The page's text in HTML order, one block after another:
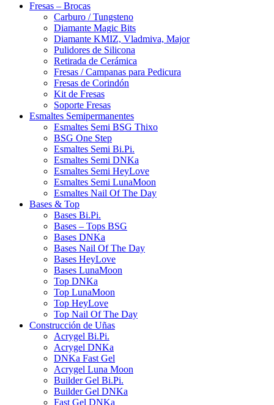
Fresas – Brocas
Carburo / Tungsteno
Diamante Magic Bits
Diamante KMIZ, Vladmiva, Major
Pulidores de Silicona
Retirada de Cerámica
Fresas / Campanas para Pedicura
Fresas de Corindón
Kit de Fresas
Soporte Fresas
Esmaltes Semipermanentes
Esmaltes Semi BSG Thixo
BSG One Step
Esmaltes Semi Bi.Pi.
Esmaltes Semi DNKa
Esmaltes Semi HeyLove
Esmaltes Semi LunaMoon
Esmaltes Nail Of The Day
Bases & Top
Bases Bi.Pi.
Bases – Tops BSG
Bases DNKa
Bases Nail Of The Day
Bases HeyLove
Bases LunaMoon
Top DNKa
Top LunaMoon
Top HeyLove
Top Nail Of The Day
Construcción de Uñas
Acrygel Bi.Pi.
Acrygel DNKa
DNKa Fast Gel
Acrygel Luna Moon
Builder Gel Bi.Pi.
Builder Gel DNKa
Fast Gel DNKa